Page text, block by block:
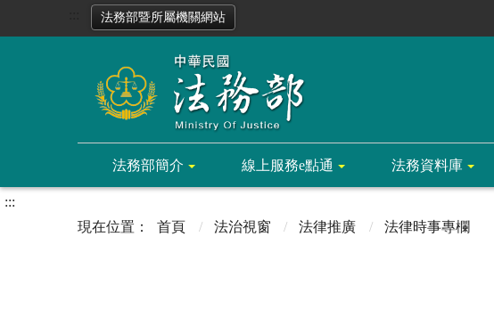
法務部暨所屬機關網站
法務部簡介 線上服務e點通 法務資料庫
:::
首頁
法治視窗 法律推廣 法律時事專欄